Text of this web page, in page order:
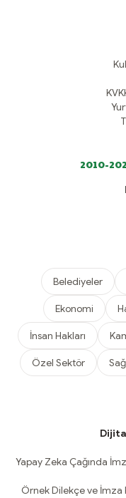
2010-
Belediyeler
Ekonomi
İnsan Hakları
Özel Sektör
Yapay Zeka Çağında
Örnek Dilekçe ve İmza